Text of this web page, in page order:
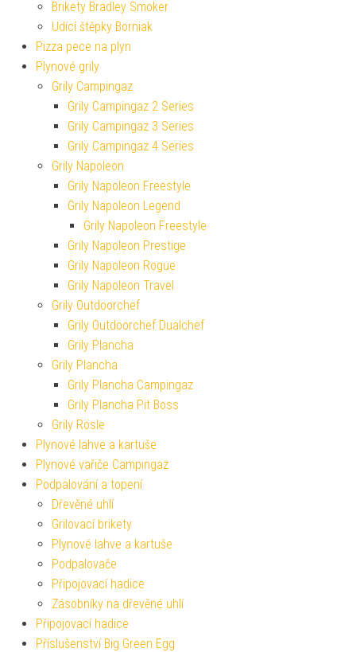
Brikety Bradley Smoker
Udící štěpky Borniak
Pizza pece na plyn
Plynové grily
Grily Campingaz
Grily Campingaz 2 Series
Grily Campingaz 3 Series
Grily Campingaz 4 Series
Grily Napoleon
Grily Napoleon Freestyle
Grily Napoleon Legend
Grily Napoleon Freestyle
Grily Napoleon Prestige
Grily Napoleon Rogue
Grily Napoleon Travel
Grily Outdoorchef
Grily Outdoorchef Dualchef
Grily Plancha
Grily Plancha
Grily Plancha Campingaz
Grily Plancha Pit Boss
Grily Rösle
Plynové lahve a kartuše
Plynové vařiče Campingaz
Podpalování a topení
Dřevěné uhlí
Grilovací brikety
Plynové lahve a kartuše
Podpalovače
Připojovací hadice
Zásobníky na dřevěné uhlí
Připojovací hadice
Příslušenství Big Green Egg